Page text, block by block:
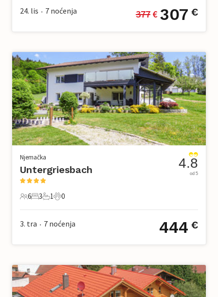
24. lis • 7 noćenja 377 € 307 €
Njemačka
Untergriesbach
6 Gosti
6
3 Spavaće sobe
3
1 Kupaonica
1
0 Kućni ljubimac
0
4.8
od 5
3. tra • 7 noćenja 444 €